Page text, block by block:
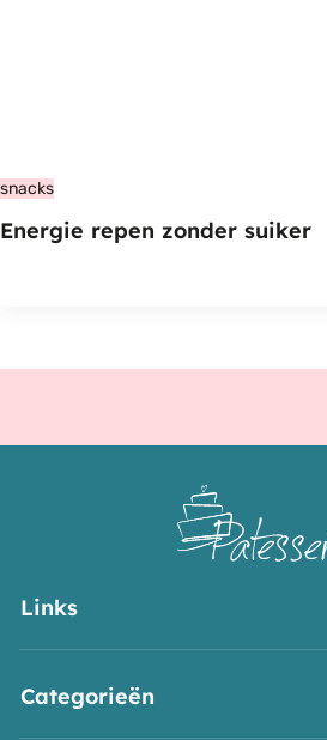
snacks
Energie repen zonder suiker
Links
Categorieën